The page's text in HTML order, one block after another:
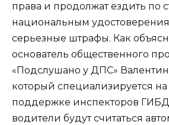
права и продолжат ездить по
национальным
серьезные штрафы. Как
основатель общественного
«Подслушано у ДПС»
который специализируется
поддержке инспекторов
водители будут считаться